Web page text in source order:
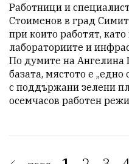
Работници и
Стоименов в град
при които работят,
лабораториите и
По думите на Ангелина
базата, мястото е
с поддържани зелени
осемчасов работен